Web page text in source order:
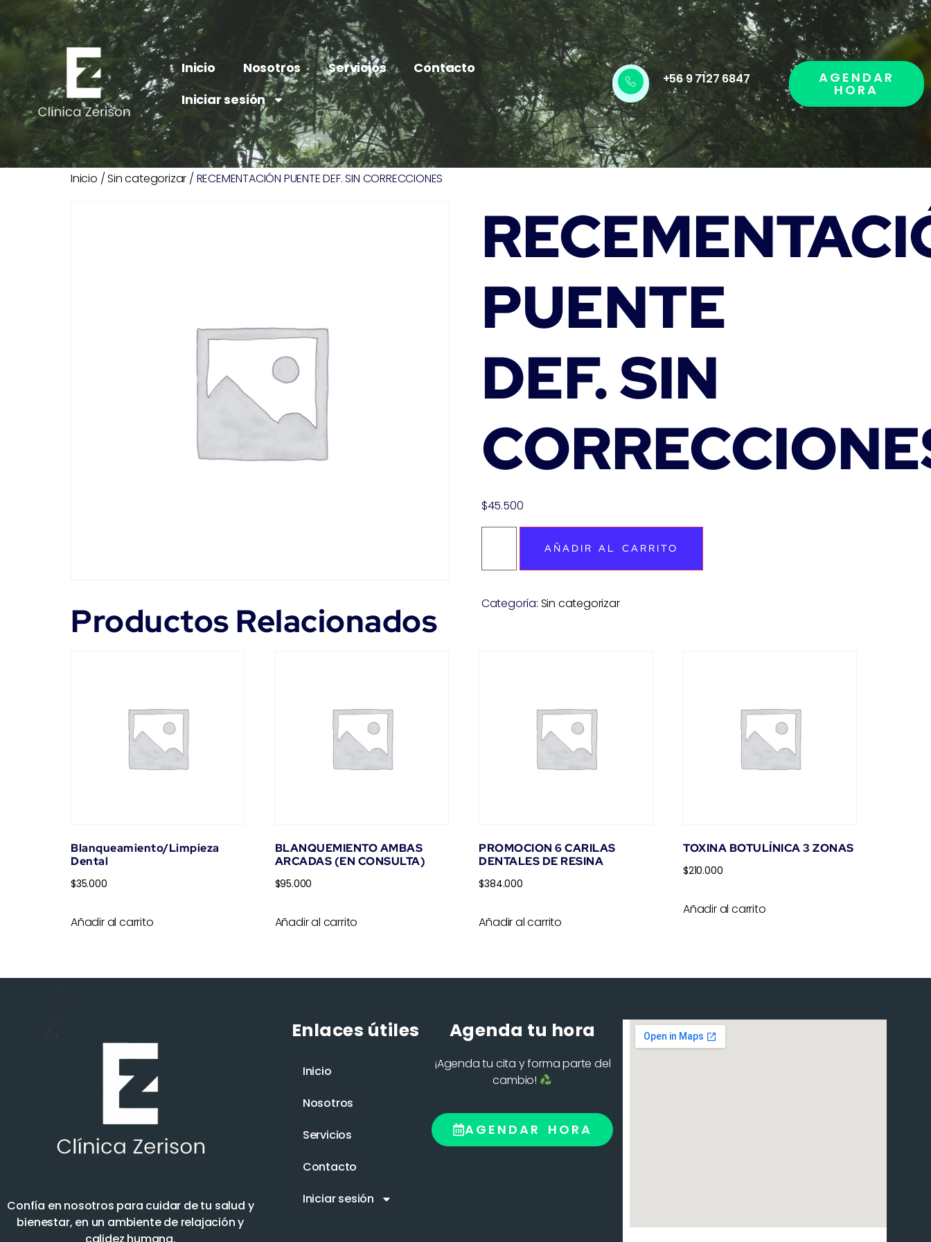
Inicio Nosotros Servicios
Contacto
Iniciar sesión
+56 9 7127 6847 AGENDAR
HORA
Inicio /Sin categorizar / RECEMENTACIÓN PUENTE DEF. SIN CORRECCIONES
PUENTE
DEF. SIN
$45.500
AÑADIR AL CARRITO
Categoría: Sin categorizar
Productos Relacionados
Blanqueamiento/Limpieza
Dental
$35.000
Añadir al carrito
BLANQUEMIENTO AMBAS
ARCADAS (EN CONSULTA)
$95.000
Añadir al carrito
PROMOCION 6 CARILAS
DENTALES DE RESINA
$384.000
Añadir al carrito
TOXINA BOTULÍNICA 3 ZONAS
$210.000
Añadir al carrito
Confía en nosotros para cuidar de tu salud y
bienestar, en un ambiente de relajación y
calidez humana.
Enlaces útiles
Inicio
Nosotros
Servicios
Contacto
Iniciar sesión
Agenda tu hora
¡Agenda tu cita y forma parte del
cambio!
AGENDAR HORA